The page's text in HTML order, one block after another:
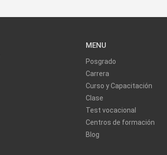
MENU
Posgrado
Carrera
Curso y Capacitación
Clase
Test vocacional
Centros de formación
Blog